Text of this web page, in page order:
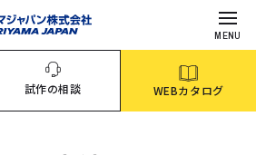
MENU
試作の相談 WEBカタログ